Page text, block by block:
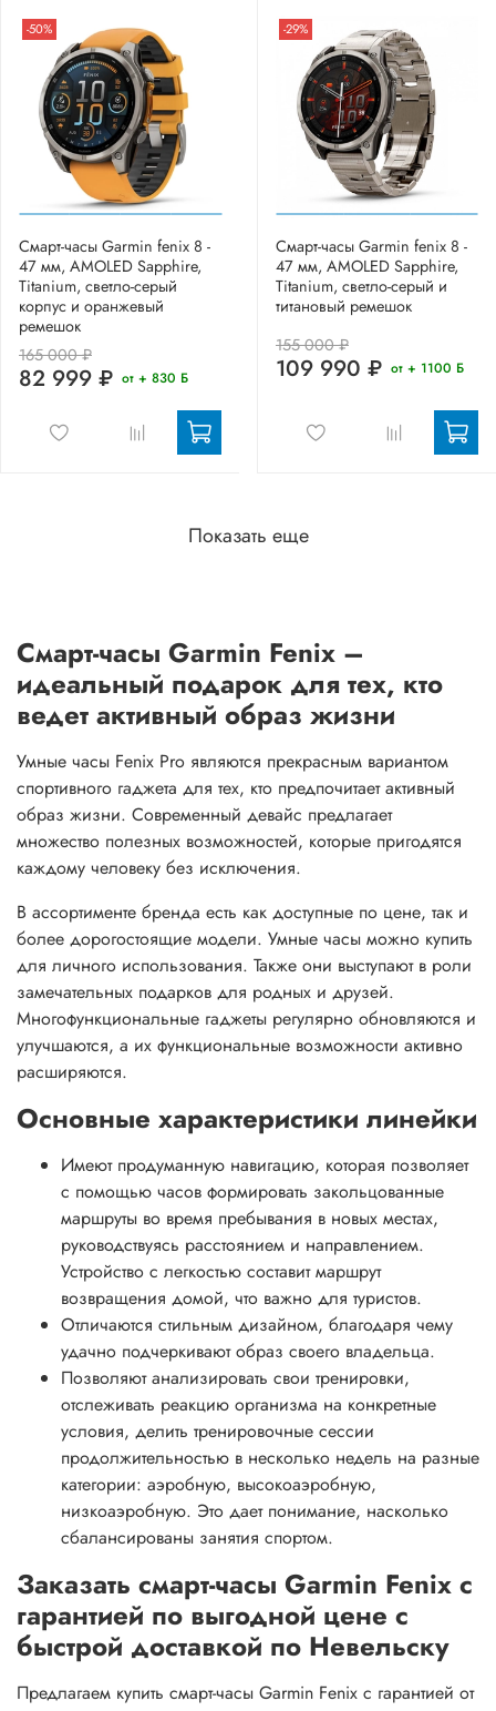
-50%
Смарт-часы Garmin fenix 8 -
47 мм, AMOLED Sapphire,
Titanium, светло-серый
корпус и оранжевый
ремешок
165 000 ₽
82 999 ₽ от + 830 Б
-29%
Смарт-часы Garmin fenix 8 -
47 мм, AMOLED Sapphire,
Titanium, светло-серый и
титановый ремешок
155 000 ₽
109 990 ₽ от + 1100 Б
Показать еще
Смарт-часы Garmin Fenix –
идеальный подарок для тех, кто
ведет активный образ жизни
Умные часы Fenix Pro являются прекрасным вариантом
спортивного гаджета для тех, кто предпочитает активный
образ жизни. Современный девайс предлагает
множество полезных возможностей, которые пригодятся
каждому человеку без исключения.
В ассортименте бренда есть как доступные по цене, так и
более дорогостоящие модели. Умные часы можно купить
для личного использования. Также они выступают в роли
замечательных подарков для родных и друзей.
Многофункциональные гаджеты регулярно обновляются и
улучшаются, а их функциональные возможности активно
расширяются.
Основные характеристики линейки
Имеют продуманную навигацию, которая позволяет
с помощью часов формировать закольцованные
маршруты во время пребывания в новых местах,
руководствуясь расстоянием и направлением.
Устройство с легкостью составит маршрут
возвращения домой, что важно для туристов.
Отличаются стильным дизайном, благодаря чему
удачно подчеркивают образ своего владельца.
Позволяют анализировать свои тренировки,
отслеживать реакцию организма на конкретные
условия, делить тренировочные сессии
продолжительностью в несколько недель на разные
категории: аэробную, высокоаэробную,
низкоаэробную. Это дает понимание, насколько
сбалансированы занятия спортом.
Заказать смарт-часы Garmin Fenix с
гарантией по выгодной цене с
быстрой доставкой по Невельску
Предлагаем купить смарт-часы Garmin Fenix с гарантией от